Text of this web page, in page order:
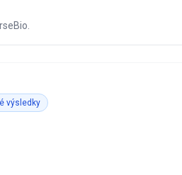
výsledky